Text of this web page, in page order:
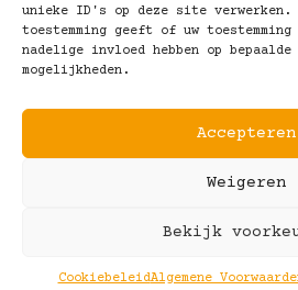
unieke ID's op deze site verwerken.
toestemming geeft of uw
nadelige invloed hebben op
mogelijkheden.
Accepteren
Weigeren
Bekijk
CookiebeleidAlgemene
Copyright © 2025
Algemene